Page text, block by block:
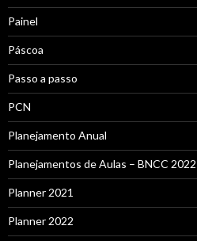
Painel
Páscoa
Passo a passo
PCN
Planejamento Anual
Planejamentos de Aulas – BNCC 2022
Planner 2021
Planner 2022